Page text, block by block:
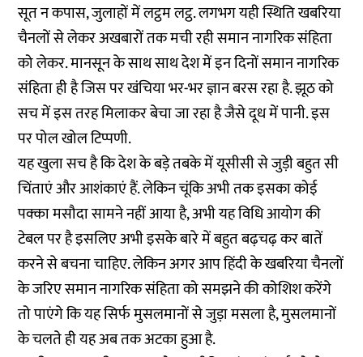
सूत न कपास, जुलाहों में लट्ठम लट्ठ. लगभग यही स्थिति खबरिया
चैनलों से लेकर अखबारों तक मची रही समान नागरिक संहिता
को लेकर. मानसून के साथ साथ देश में इन दिनों समान नागरिक
संहिता ही है जिस पर खंचिया भर-भर ज्ञान बरस रहा है. झूठ को
सच में इस तरह मिलाकर बेचा जा रहा है जैसे दूध में पानी. इस
पर पोल खोल टिप्पणी.
यह खुला सच है कि देश के बड़े तबके में यूसीसी से जुड़ी बहुत सी
चिंताएं और आशंकाएं हैं. लेकिन चूंकि अभी तक इसका कोई
पक्का मसौदा सामने नहीं आया है, अभी यह विधि आयोग की
टेबल पर है इसलिए अभी इसके बारे में बहुत बढ़चढ़ कर बातें
करने से बचना चाहिए. लेकिन अगर आप हिंदी के खबरिया चैनलों
के जरिए समान नागरिक संहिता को समझने की कोशिश करेंगे
तो पाएंगे कि यह सिर्फ मुसलमानों से जुड़ा मसला है, मुसलमानों
के चलते ही यह अब तक अटका हुआ है.